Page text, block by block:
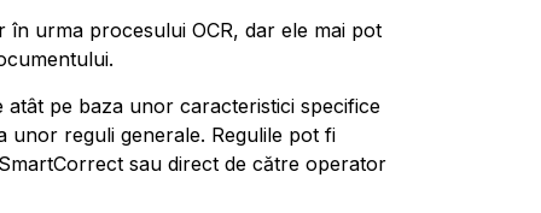
urma procesului OCR, dar ele mai pot
pe baza unor caracteristici specifice
unor reguli generale. Regulile pot fi
sau direct de către operator